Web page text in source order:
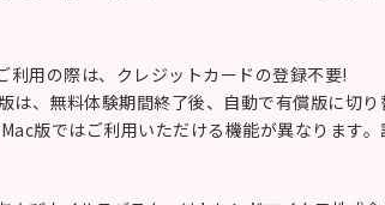
利用の際は、クレジットカードの登録不要!
は、無料体験期間終了後、自動で有償版に切り
版ではご利用いただける機能が異なります。